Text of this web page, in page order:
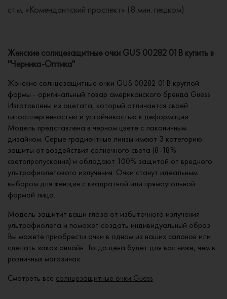
ст.м. «Комендантский проспект» (8 мин. пешком)
Женские солнцезащитные очки GUS 00282 01B купить в
"Черника-Оптика"
Женские солнцезащитные очки GUS 00282 01B круглой
формы - оригинальный товар американского бренда Guess.
Изготовлены из ацетата, который отличается своей
гипоаллергенностью и устойчивостью к деформации.
Модель представлена в черном цвете с лаконичным
дизайном. Серые градиентные линзы имеют 3 категорию
защиты от воздействия солнечного света (8-18%
светопропускания) и обладают 100% защитой от вредного
ультрафиолетового излучения. Очки станут идеальным
выбором для женщин с квадратной или прямоугольной
формой лица.
Модель защитит ваши глаза от избыточного излучения
ультрафиолета и поможет создать индивидуальный образ.
Вы можете приобрести очки в одном из наших салонов или
сделать заказ онлайн. Тогда цена будет для вас ниже, чем в
розничных магазинах.
Смотреть все солнцезащитные очки Guess